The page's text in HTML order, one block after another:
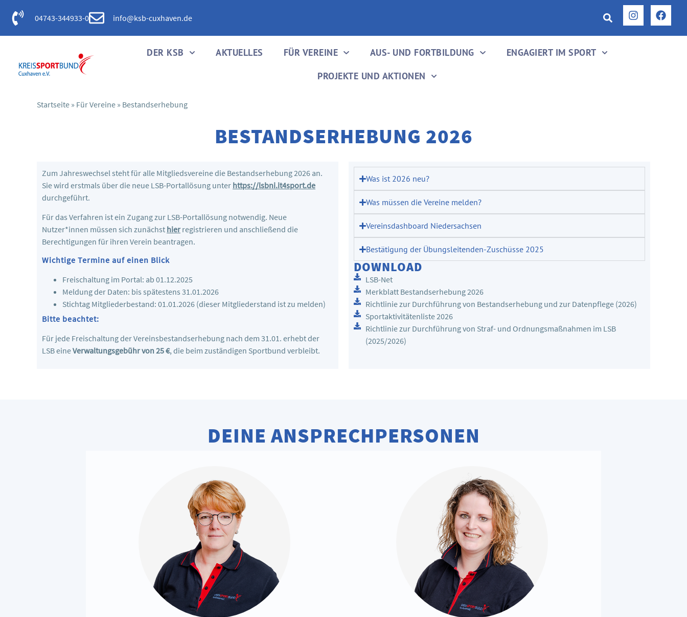
04743-344933-0 info@ksb-cuxhaven.de
DER KSB AKTUELLES FÜR VEREINE AUS- UND FORTBILDUNG
ENGAGIERT IM SPORT
PROJEKTE UND AKTIONEN
Startseite » Für Vereine » Bestandserhebung
BESTANDSERHEBUNG 2026
Zum Jahreswechsel steht für alle Mitgliedsvereine die Bestandserhebung 2026 an.
Sie wird erstmals über die neue LSB-Portallösung unter https://lsbni.it4sport.de
durchgeführt.
Für das Verfahren ist ein Zugang zur LSB-Portallösung notwendig. Neue
Nutzer*innen müssen sich zunächst hier registrieren und anschließend die
Berechtigungen für ihren Verein beantragen.
Wichtige Termine auf einen Blick
Freischaltung im Portal: ab 01.12.2025
Meldung der Daten: bis spätestens 31.01.2026
Stichtag Mitgliederbestand: 01.01.2026 (dieser Mitgliederstand ist zu melden)
Bitte beachtet:
Für jede Freischaltung der Vereinsbestandserhebung nach dem 31.01. erhebt der
LSB eineVerwaltungsgebühr von 25 €, die beim zuständigen Sportbund verbleibt.
Was ist 2026 neu?
Was müssen die Vereine melden?
Vereinsdashboard Niedersachsen
Bestätigung der Übungsleitenden-Zuschüsse 2025
DOWNLOAD
LSB-Net
Merkblatt Bestandserhebung 2026
Richtlinie zur Durchführung von Bestandserhebung und zur Datenpflege (2026)
Sportaktivitätenliste 2026
Richtlinie zur Durchführung von Straf- und Ordnungsmaßnahmen im LSB
(2025/2026)
DEINE ANSPRECHPERSONEN